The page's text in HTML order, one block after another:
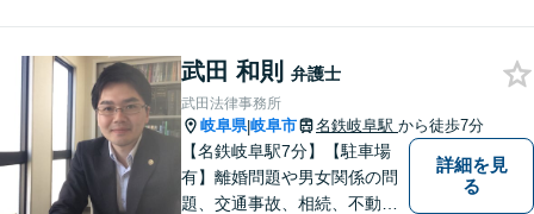
武田 和則 弁護士
武田法律事務所
岐阜県|岐阜市 名鉄岐阜駅 から徒歩7分
【名鉄岐阜駅7分】【駐車場
有】離婚問題や男女関係の問
題、交通事故、相続、不動
詳細を見
る